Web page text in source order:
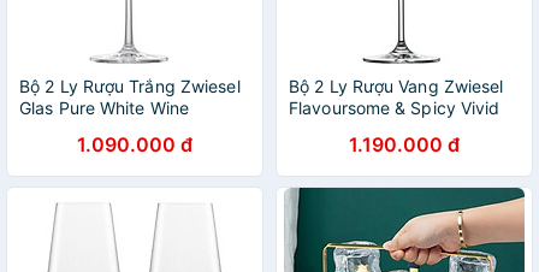
Bộ 2 Ly Rượu Trắng Zwiesel
Glas Pure White Wine
Hàng chính hãng
1.090.000 đ
Bộ 2 Ly Rượu Vang Zwiesel
Flavoursome & Spicy Vivid
660ml Hàng chính hãng
1.190.000 đ